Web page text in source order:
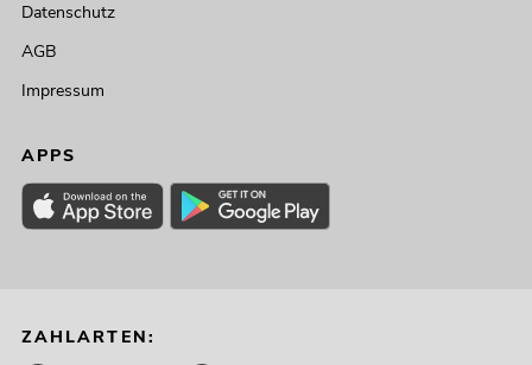
Datenschutz
AGB
Impressum
APPS
ZAHLARTEN: